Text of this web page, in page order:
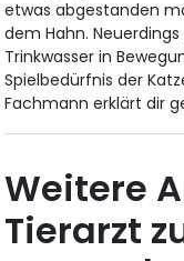
etwas abgestanden
dem Hahn.
Trinkwasser in
Spielbedürfnis der
Fachmann erklärt dir
Weitere
Tierarzt